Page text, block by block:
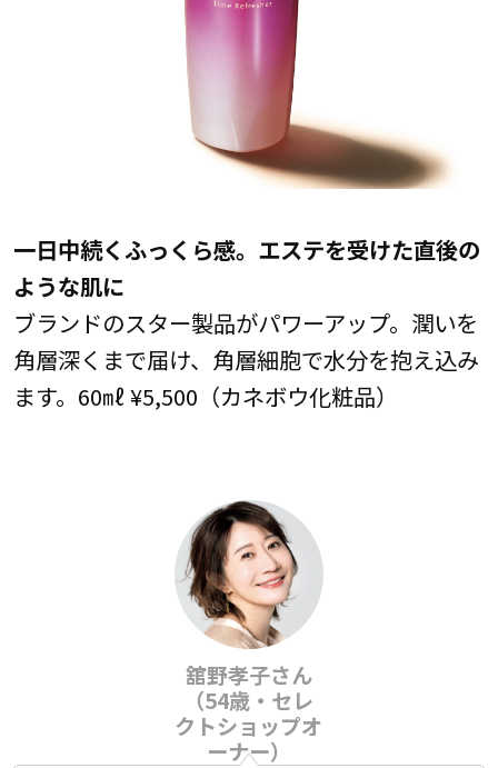
一日中続くふっくら感。エステを受けた直後の
ような肌に
ブランドのスター製品がパワーアップ。潤いを
角層深くまで届け、角層細胞で水分を抱え込み
ます。60㎖ ¥5,500（カネボウ化粧品）
舘野孝子さん
（54歳・セレ
クトショップオ
ーナー）